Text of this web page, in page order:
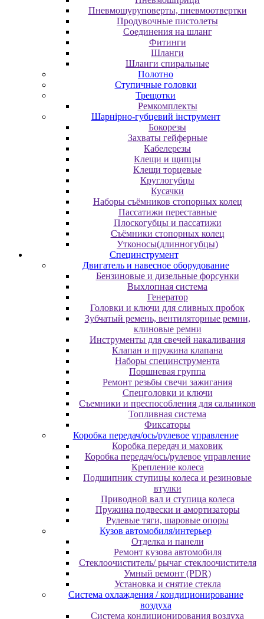
Пневмошуруповерты, пневмоотвертки
Продувочные пистолеты
Соединения на шланг
Фитинги
Шланги
Шланги спиральные
Полотно
Ступичные головки
Трещотки
Ремкомплекты
Шарнірно-губцевий інструмент
Бокорезы
Захваты гейферные
Кабелерезы
Клещи и щипцы
Клещи торцевые
Круглогубцы
Кусачки
Наборы съёмников стопорных колец
Пассатижи переставные
Плоскогубцы и пассатижи
Съёмники стопорных колец
Утконосы(длинногубцы)
Специнструмент
Двигатель и навесное оборудование
Бензиновые и дизельные форсунки
Выхлопная система
Генератор
Головки и ключи для сливных пробок
Зубчатый ремень, вентиляторные ремни,
клиновые ремни
Инструменты для свечей накаливания
Клапан и пружина клапана
Наборы специнструмента
Поршневая группа
Ремонт резьбы свечи зажигания
Спецголовки и ключи
Съемники и преспособления для сальников
Топливная система
Фиксаторы
Коробка передач/ось/рулевое управление
Коробка передач и маховик
Коробка передач/ось/рулевое управление
Крепление колеса
Подшипник ступицы колеса и резиновые
втулки
Приводной вал и ступица колеса
Пружина подвески и амортизаторы
Рулевые тяги, шаровые опоры
Кузов автомобиля/интерьер
Отделка и панели
Ремонт кузова автомобиля
Стеклоочиститель/ рычаг стеклоочистителя
Умный ремонт (PDR)
Установка и снятие стекла
Система охлаждения / кондиционирование
воздуха
Система кондиционирования воздуха